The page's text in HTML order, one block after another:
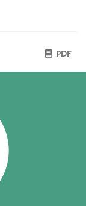
PDF